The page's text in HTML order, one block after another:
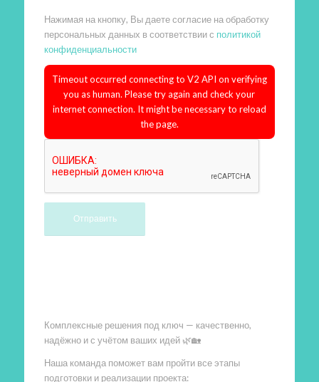
Нажимая на кнопку, Вы даете согласие на обработку
персональных данных в соответствии с политикой
конфиденциальности
Timeout occurred connecting to V2 API on verifying
you as human. Please try again and check your
internet connection. It might be necessary to reload
the page.
Комплексные решения под ключ — качественно,
надёжно и с учётом ваших идей 🌿🏡
Наша команда поможет вам пройти все этапы
подготовки и реализации проекта: